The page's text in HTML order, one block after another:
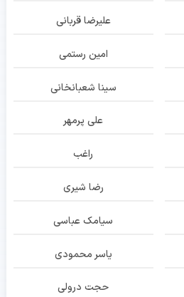
علیرضا قربانی
امین رستمی
سینا شعبانخانی
علی پرمهر
راغب
رضا شیری
سیامک عباسی
یاسر محمودی
حجت درولی